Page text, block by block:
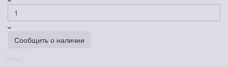
Сообщить о наличии